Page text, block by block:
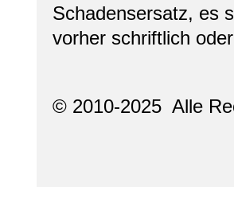
Schadensersatz, es
vorher schriftlich
© 2010-2025 Alle